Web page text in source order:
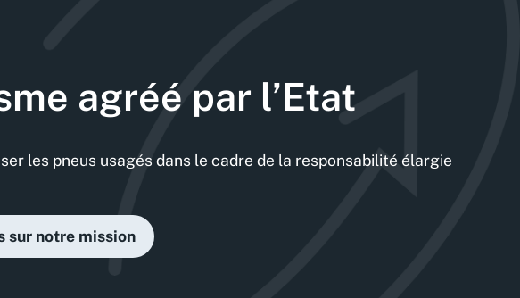
agréé par l’Etat
les pneus usagés dans le cadre de la responsabilité élargie
sur notre mission